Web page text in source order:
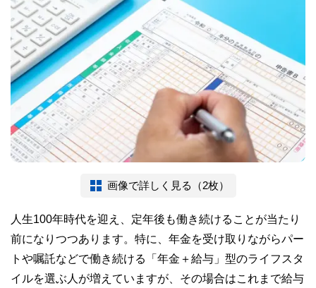
画像で詳しく見る（2枚）
人生100年時代を迎え、定年後も働き続けることが当たり
前になりつつあります。特に、年金を受け取りながらパー
トや嘱託などで働き続ける「年金＋給与」型のライフスタ
イルを選ぶ人が増えていますが、その場合はこれまで給与